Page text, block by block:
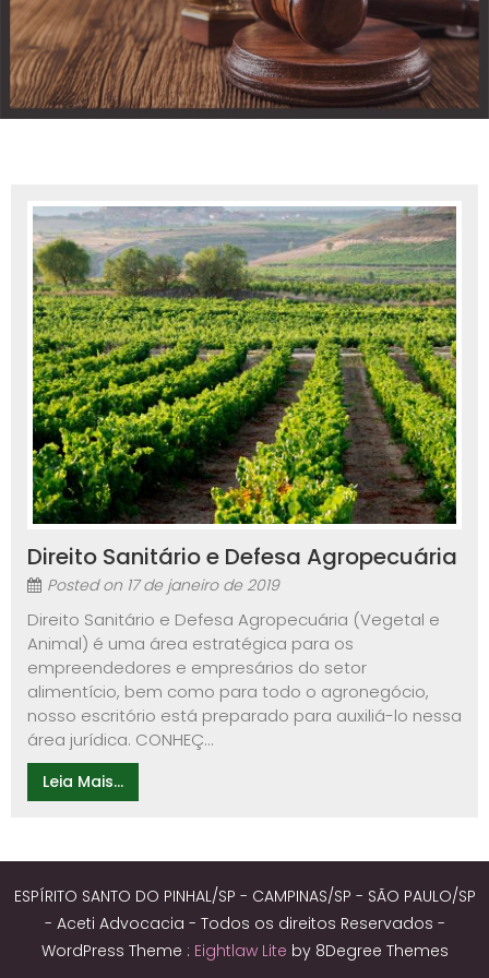
Direito Sanitário e Defesa Agropecuária
Posted on 17 de janeiro de 2019
Direito Sanitário e Defesa Agropecuária (Vegetal e
Animal) é uma área estratégica para os
empreendedores e empresários do setor
alimentício, bem como para todo o agronegócio,
nosso escritório está preparado para auxiliá-lo nessa
área jurídica. CONHEÇ...
Leia Mais...
ESPÍRITO SANTO DO PINHAL/SP - CAMPINAS/SP - SÃO PAULO/SP
- Aceti Advocacia - Todos os direitos Reservados -
WordPress Theme : Eightlaw Lite by 8Degree Themes